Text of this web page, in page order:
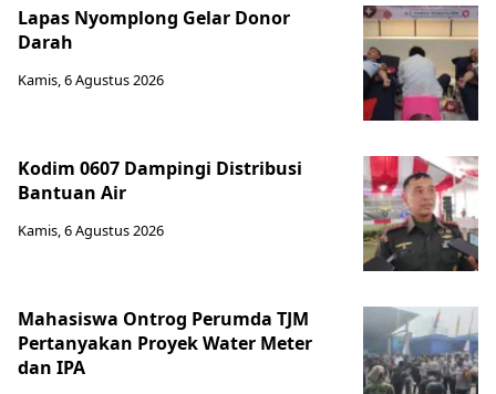
Lapas Nyomplong Gelar Donor
Darah
Kamis, 6 Agustus 2026
Kodim 0607 Dampingi Distribusi
Bantuan Air
Kamis, 6 Agustus 2026
Mahasiswa Ontrog Perumda TJM
Pertanyakan Proyek Water Meter
dan IPA